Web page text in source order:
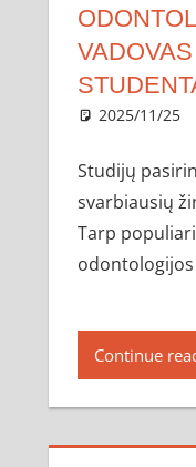
2025/11/25
Studijų
svarbiausių
Tarp
Continue